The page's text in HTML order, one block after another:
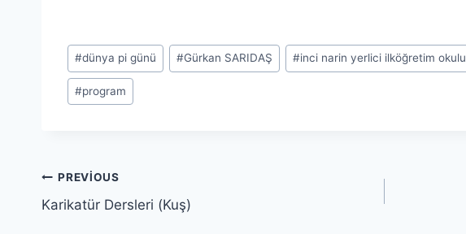
Post
Tags:
#dünya pi günü #Gürkan SARIDAŞ #inci narin yerlici ilköğretim okulu
#program
Yazı
gezinmesi
PREVIOUS
Karikatür Dersleri (Kuş)